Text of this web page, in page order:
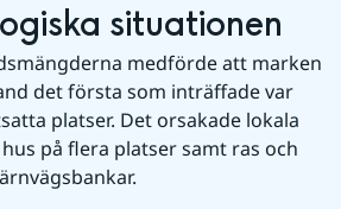
situationen
medförde att marken
det första som inträffade var
platser. Det orsakade lokala
på flera platser samt ras och